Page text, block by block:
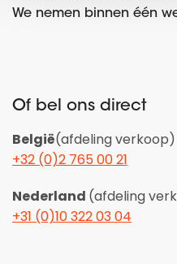
We nemen binnen één
Of bel ons direct
België(afdeling verkoop)
+32 (0)2 765 00 21
Nederland (afdeling
+31 (0)10 322 03 04